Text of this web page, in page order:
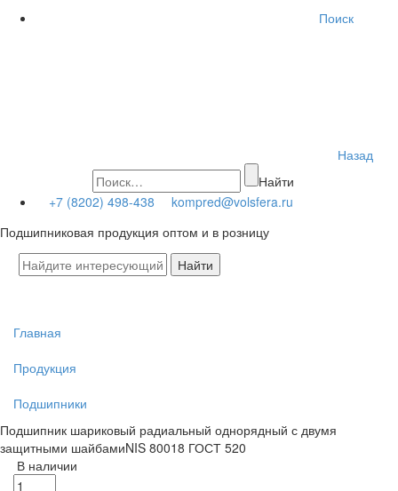
Поиск
Назад
Найти
+7 (8202) 498-438
kompred@volsfera.ru
Подшипниковая продукция оптом и в розницу
Главная
Продукция
Подшипники
Подшипник шариковый радиальный однорядный с двумя
защитными шайбамиNIS 80018 ГОСТ 520
В наличии